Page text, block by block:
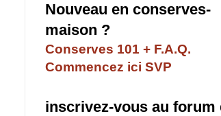
Nouveau en conserves-
maison ?
Conserves 101 + F.A.Q.
Commencez ici SVP
inscrivez-vous au forum